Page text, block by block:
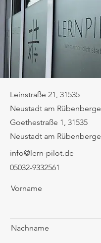
Leinstraße 21, 31535
Neustadt am Rübenberge
Goethestraße 1, 31535
Neustadt am Rübenberge
info@lern-pilot.de
05032-9332561
Vorname
Nachname